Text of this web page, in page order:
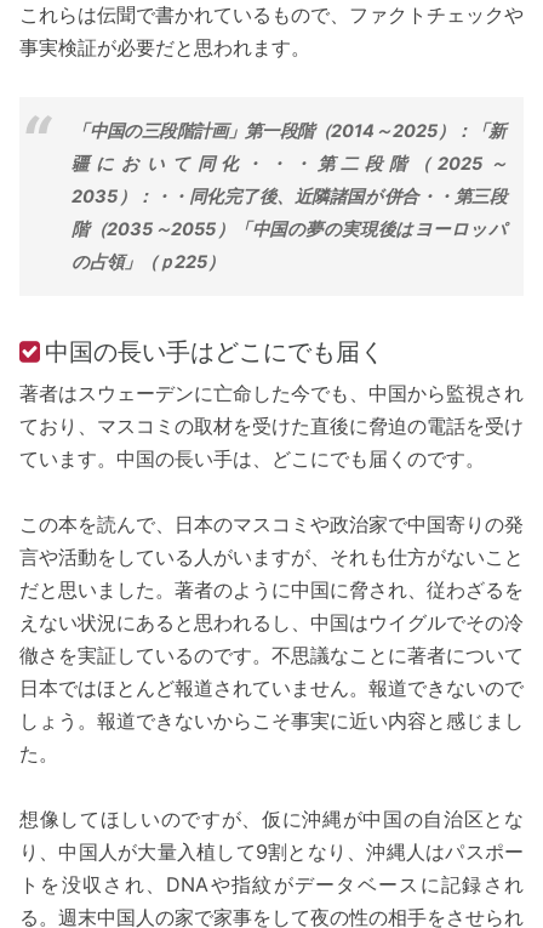
これらは伝聞で書かれているもので、ファクトチェックや
事実検証が必要だと思われます。
「中国の三段階計画」第一段階（2014～2025）：「新
疆において同化・・・第二段階（2025～
2035）：・・同化完了後、近隣諸国が併合・・第三段
階（2035～2055）「中国の夢の実現後はヨーロッパ
の占領」（ｐ225）
中国の長い手はどこにでも届く
著者はスウェーデンに亡命した今でも、中国から監視され
ており、マスコミの取材を受けた直後に脅迫の電話を受け
ています。中国の長い手は、どこにでも届くのです。
この本を読んで、日本のマスコミや政治家で中国寄りの発
言や活動をしている人がいますが、それも仕方がないこと
だと思いました。著者のように中国に脅され、従わざるを
えない状況にあると思われるし、中国はウイグルでその冷
徹さを実証しているのです。不思議なことに著者について
日本ではほとんど報道されていません。報道できないので
しょう。報道できないからこそ事実に近い内容と感じまし
た。
想像してほしいのですが、仮に沖縄が中国の自治区とな
り、中国人が大量入植して9割となり、沖縄人はパスポー
トを没収され、DNAや指紋がデータベースに記録され
る。週末中国人の家で家事をして夜の性の相手をさせられ